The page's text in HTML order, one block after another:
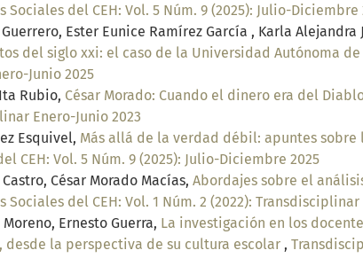
Sociales del CEH: Vol. 5 Núm. 9 (2025): Julio-Diciembre
Ester Eunice Ramírez García , Karla Alejandra
del siglo xxi: el caso de la Universidad Autónoma de
Junio 2025
Rubio, César Morado: Cuando el dinero era del
Enero-Junio 2023
Esquivel, Más allá de la verdad débil: apuntes
CEH: Vol. 5 Núm. 9 (2025): Julio-Diciembre 2025
César Morado Macías, Abordajes sobre el
Sociales del CEH: Vol. 1 Núm. 2 (2022): Transdisciplinar
Ernesto Guerra, La investigación en los
desde la perspectiva de su cultura escolar ,